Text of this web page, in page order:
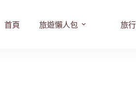
首頁 旅遊懶人包 旅